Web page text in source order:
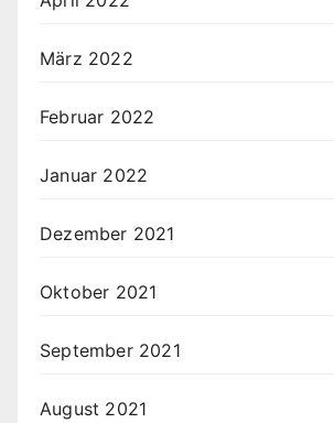
März 2022
Februar 2022
Januar 2022
Dezember 2021
Oktober 2021
September 2021
August 2021